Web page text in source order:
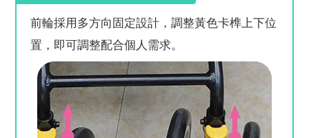
前輪採用多方向固定設計，調整黃色卡榫上下位
置，即可調整配合個人需求。